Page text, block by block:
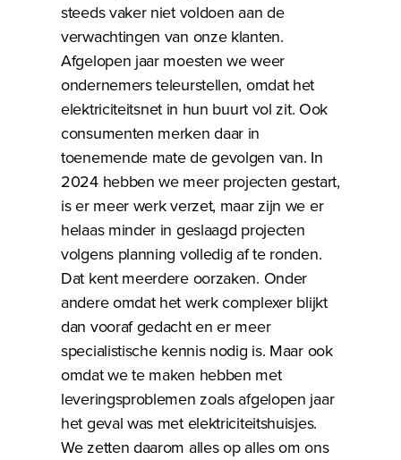
steeds vaker niet voldoen aan de
verwachtingen van onze klanten.
Afgelopen jaar moesten we weer
ondernemers teleurstellen, omdat het
elektriciteitsnet in hun buurt vol zit. Ook
consumenten merken daar in
toenemende mate de gevolgen van. In
2024 hebben we meer projecten gestart,
is er meer werk verzet, maar zijn we er
helaas minder in geslaagd projecten
volgens planning volledig af te ronden.
Dat kent meerdere oorzaken. Onder
andere omdat het werk complexer blijkt
dan vooraf gedacht en er meer
specialistische kennis nodig is. Maar ook
omdat we te maken hebben met
leveringsproblemen zoals afgelopen jaar
het geval was met elektriciteitshuisjes.
We zetten daarom alles op alles om ons